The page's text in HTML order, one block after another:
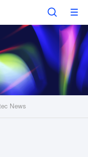
News